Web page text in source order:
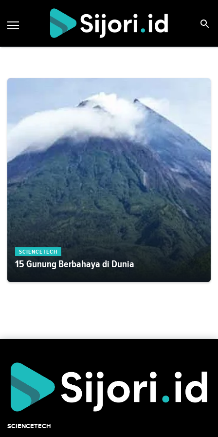
SCIENCETECH
15 Gunung Berbahaya di Dunia
SCIENCETECH